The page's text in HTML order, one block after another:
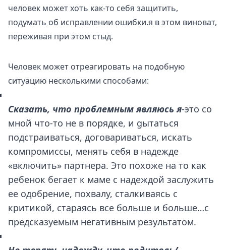
человек может хоть как-то себя защитить,
подумать об исправлении ошибки.я в этом виноват,
переживая при этом стыд.
Человек может отреагировать на подобную
ситуацию несколькими способами:
Сказать, что проблемным являюсь я-это со
мной что-то не в порядке, и gытаться
подстраиваться, договариваться, искать
компромиссы, менять себя в надежде
«включить» партнера. Это похоже на то как
ребенок бегает к маме с надеждой заслужить
ее одобрение, похвалу, сталкиваясь с
критикой, стараясь все больше и больше…с
предсказуемым негативным результатом.